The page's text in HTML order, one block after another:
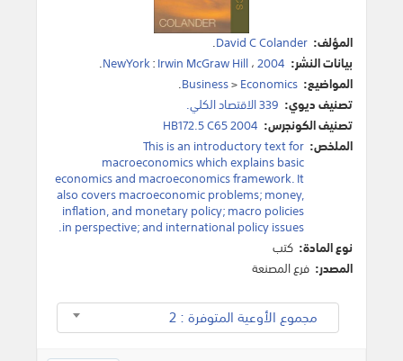
المؤلف: David C Colander
.
بيانات النشر:
NewYork:Irwin McGraw Hill،2004
.
المواضيع:
Business>Economics
.
تصنيف ديوي: 339 الاقتصاد الكلي.
تصنيف الكونجرس: HB172.5 C65 2004
الملخص: This is an introductory text for
macroeconomics which explains basic
economics and macroeconomics framework. It
also covers macroeconomic problems; money,
inflation, and monetary policy; macro policies
in perspective; and international policy issues.
نوع المادة: كتب
المصدر: فرع المصنعة
مجموع الأوعية المتوفرة : 2